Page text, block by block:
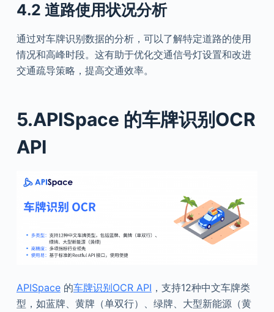
4.2 道路使用状况分析
通过对车牌识别数据的分析，可以了解特定道路的使用
情况和高峰时段。这有助于优化交通信号灯设置和改进
交通疏导策略，提高交通效率。
5.APISpace 的车牌识别OCR
API
APISpace的车牌识别OCR API ，支持12种中文车牌类
型，如蓝牌、黄牌（单双行）、绿牌、大型新能源（黄